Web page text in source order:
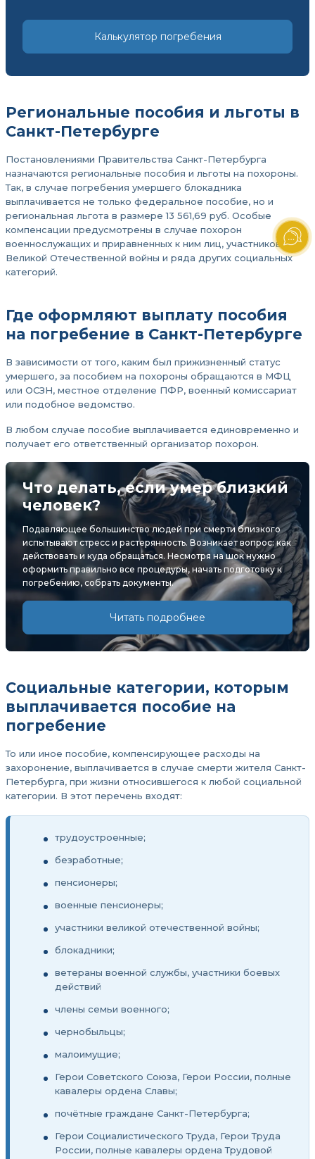
Калькулятор погребения
Региональные пособия и льготы в
Санкт-Петербурге
Постановлениями Правительства Санкт-Петербурга
назначаются региональные пособия и льготы на похороны.
Так, в случае погребения умершего блокадника
выплачивается не только федеральное пособие, но и
региональная льгота в размере 13 561,69 руб. Особые
компенсации предусмотрены в случае похорон
военнослужащих и приравненных к ним лиц, участников
Великой Отечественной войны и ряда других социальных
категорий.
Где оформляют выплату пособия
на погребение в Санкт-Петербурге
В зависимости от того, каким был прижизненный статус
умершего, за пособием на похороны обращаются в МФЦ
или ОСЗН, местное отделение ПФР, военный комиссариат
или подобное ведомство.
В любом случае пособие выплачивается единовременно и
получает его ответственный организатор похорон.
Что делать, если умер близкий
человек?
Подавляющее большинство людей при смерти близкого
испытывают стресс и растерянность. Возникает вопрос: как
действовать и куда обращаться. Несмотря на шок нужно
оформить правильно все процедуры, начать подготовку к
погребению, собрать документы.
Читать подробнее
Социальные категории, которым
выплачивается пособие на
погребение
То или иное пособие, компенсирующее расходы на
захоронение, выплачивается в случае смерти жителя Санкт-
Петербурга, при жизни относившегося к любой социальной
категории. В этот перечень входят:
трудоустроенные;
безработные;
пенсионеры;
военные пенсионеры;
участники великой отечественной войны;
блокадники;
ветераны военной службы, участники боевых
действий
члены семьи военного;
чернобыльцы;
малоимущие;
Герои Советского Союза, Герои России, полные
кавалеры ордена Славы;
почётные граждане Санкт-Петербурга;
Герои Социалистического Труда, Герои Труда
России, полные кавалеры ордена Трудовой